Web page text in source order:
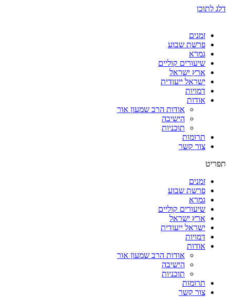
לתוכן
זמנים
פרשת שבוע
גמרא
שיעורים קוליים
ארץ ישראל
ישראל ייעודית
דמויות
אודות
אודות הרב שמעון אור
הישיבה
תוכניות
תרומות
צור קשר
זמנים
פרשת שבוע
גמרא
שיעורים קוליים
ארץ ישראל
ישראל ייעודית
דמויות
אודות
אודות הרב שמעון אור
הישיבה
תוכניות
תרומות
צור קשר